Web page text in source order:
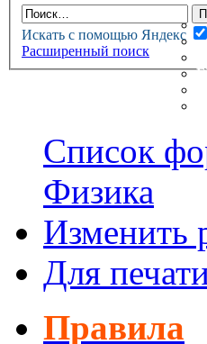
Искать с помощью Яндекс
Расширенный поиск
НОВАЯ ТЕОРИЯ
Список
Физика
Изменить
Для
Правила